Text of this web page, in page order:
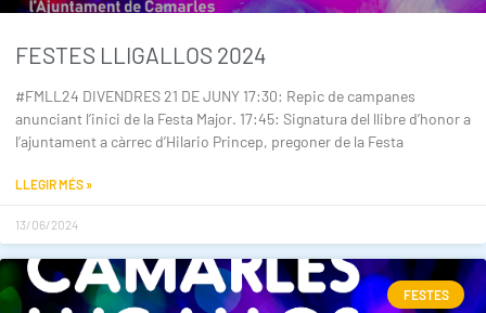
FESTES LLIGALLOS 2024
#FMLL24 DIVENDRES 21 DE JUNY 17:30: Repic de campanes
anunciant l’inici de la Festa Major. 17:45: Signatura del llibre d’honor a
l’ajuntament a càrrec d’Hilario Princep, pregoner de la Festa
LLEGIR MÉS »
13/06/2024
FESTES